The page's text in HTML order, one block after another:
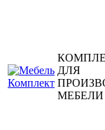
ДЛЯ
МЕБЕЛИ